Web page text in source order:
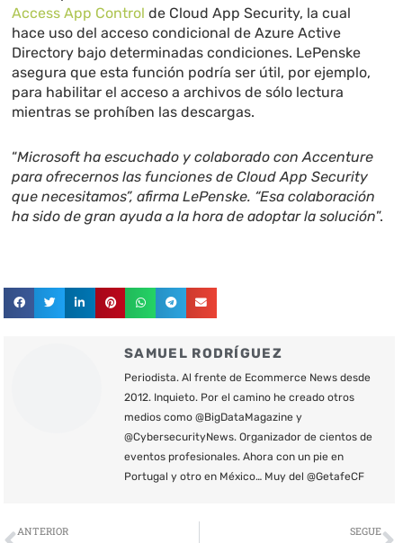
Access App Control de Cloud App Security, la cual
hace uso del acceso condicional de Azure Active
Directory bajo determinadas condiciones. LePenske
asegura que esta función podría ser útil, por ejemplo,
para habilitar el acceso a archivos de sólo lectura
mientras se prohíben las descargas.
“Microsoft ha escuchado y colaborado con Accenture
para ofrecernos las funciones de Cloud App Security
que necesitamos”, afirma LePenske. “Esa colaboración
ha sido de gran ayuda a la hora de adoptar la solución”.
SAMUEL RODRÍGUEZ
Periodista. Al frente de Ecommerce News desde
2012. Inquieto. Por el camino he creado otros
medios como @BigDataMagazine y
@CybersecurityNews. Organizador de cientos de
eventos profesionales. Ahora con un pie en
Portugal y otro en México… Muy del @GetafeCF
Ant
ANTERIOR SEGUE